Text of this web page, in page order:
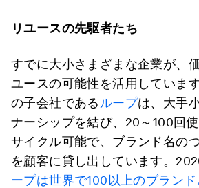
リユースの先駆者たち
すでに大小さまざまな企業が、
ユースの可能性を活用していま
の子会社である ループは、大手
ナーシップを結び、20～100回
サイクル可能で、ブランド名の
を顧客に貸し出しています。
ープは世界で100以上のブラン